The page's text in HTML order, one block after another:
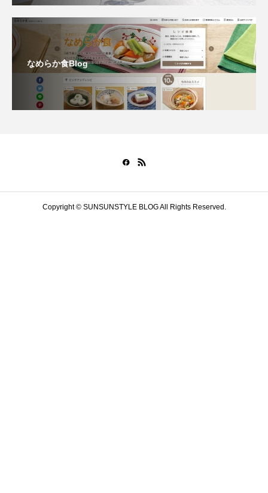
なめらか食Blog
Copyright © SUNSUNSTYLE BLOG All Rights Reserved.